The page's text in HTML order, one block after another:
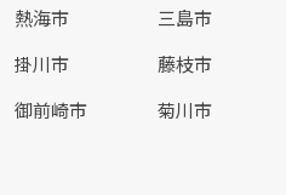
熱海市 三島市
掛川市 藤枝市
御前崎市 菊川市